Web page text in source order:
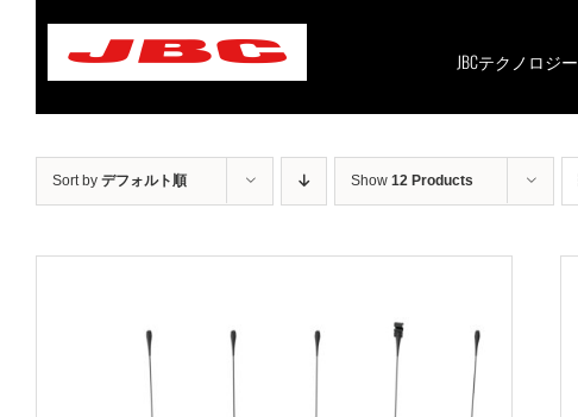
JBCテクノロジー
Sort by デフォルト順 Show 12 Products